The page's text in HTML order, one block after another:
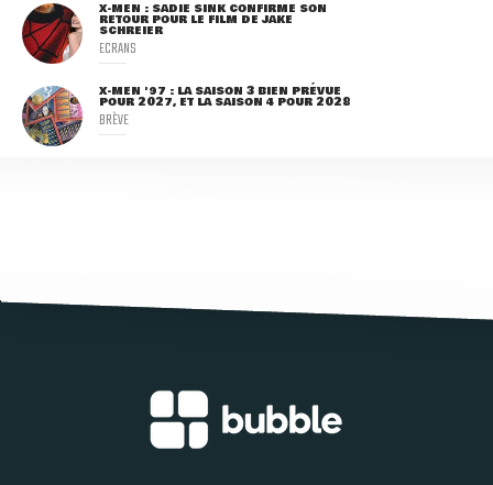
X-MEN : SADIE SINK CONFIRME SON
RETOUR POUR LE FILM DE JAKE
SCHREIER
ECRANS
X-MEN '97 : LA SAISON 3 BIEN PRÉVUE
POUR 2027, ET LA SAISON 4 POUR 2028
BRÈVE